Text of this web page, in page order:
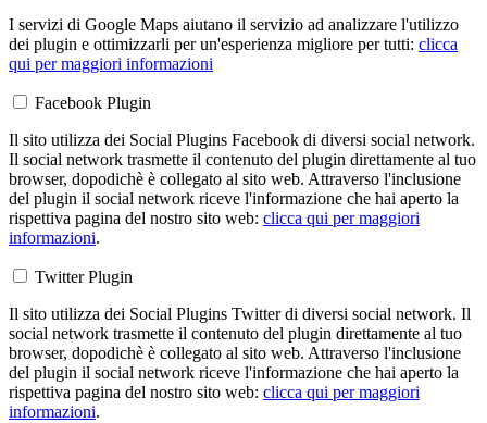
I servizi di Google Maps aiutano il servizio ad analizzare l'utilizzo
dei plugin e ottimizzarli per un'esperienza migliore per tutti: clicca
qui per maggiori informazioni
Facebook Plugin
Il sito utilizza dei Social Plugins Facebook di diversi social network.
Il social network trasmette il contenuto del plugin direttamente al tuo
browser, dopodichè è collegato al sito web. Attraverso l'inclusione
del plugin il social network riceve l'informazione che hai aperto la
rispettiva pagina del nostro sito web: clicca qui per maggiori
informazioni.
Twitter Plugin
Il sito utilizza dei Social Plugins Twitter di diversi social network. Il
social network trasmette il contenuto del plugin direttamente al tuo
browser, dopodichè è collegato al sito web. Attraverso l'inclusione
del plugin il social network riceve l'informazione che hai aperto la
rispettiva pagina del nostro sito web: clicca qui per maggiori
informazioni.